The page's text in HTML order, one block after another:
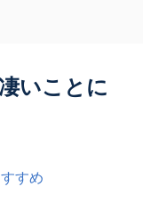
いことに
すめ